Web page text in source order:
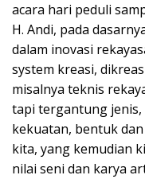
acara hari peduli
H. Andi, pada
dalam inovasi
system kreasi,
misalnya teknis
tapi tergantung
kekuatan, bentuk
kita, yang kemudian
nilai seni dan karya